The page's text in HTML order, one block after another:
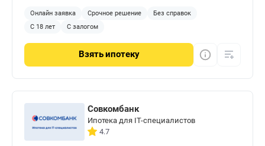
Онлайн заявка Срочное решение
Без справок
С 18 лет
С залогом
Взятьипотеку
Совкомбанк
Ипотека для IT-специалистов
4.7